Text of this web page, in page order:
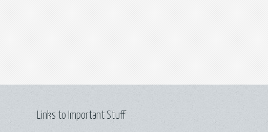
Links to Important Stuff